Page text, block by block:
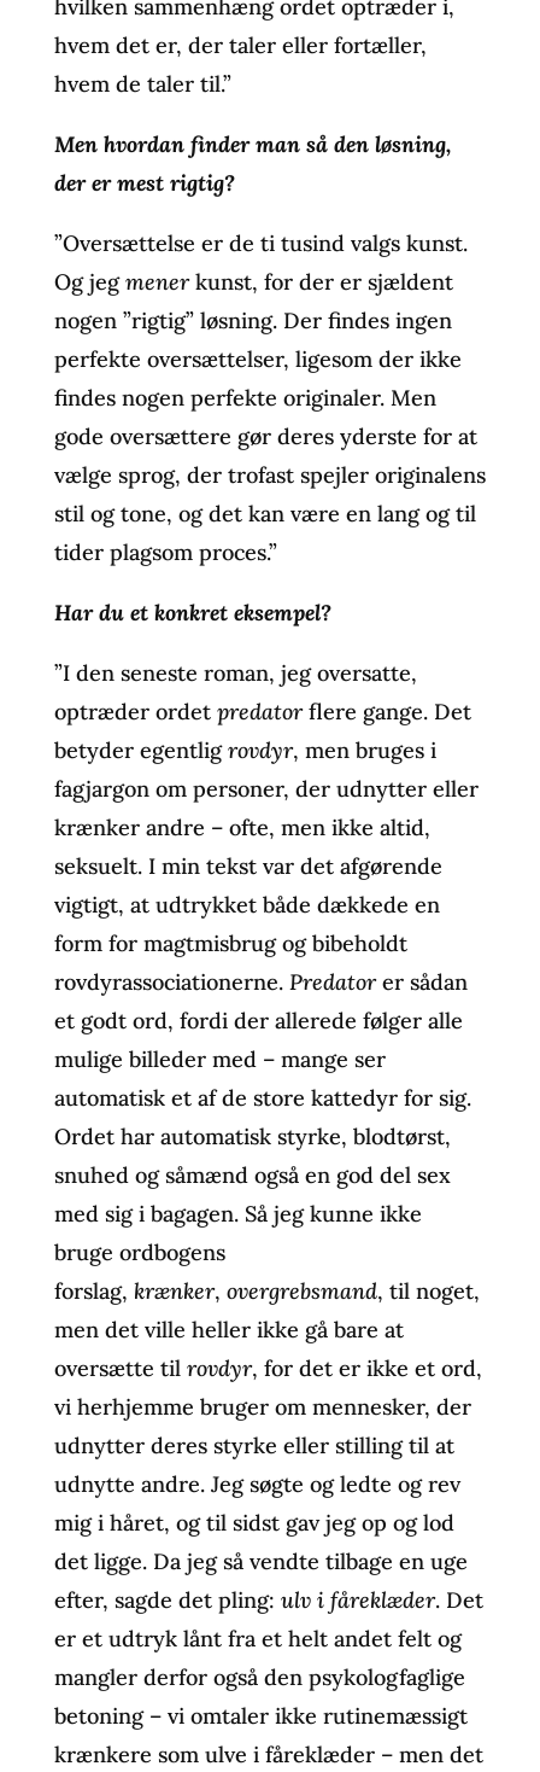
hvilken sammenhæng ordet optræder i,
hvem det er, der taler eller fortæller,
hvem de taler til.”
Men hvordan finder man så den løsning,
der er mest rigtig?
”Oversættelse er de ti tusind valgs kunst.
Og jegmenerkunst, for der er sjældent
nogen ”rigtig” løsning. Der findes ingen
perfekte oversættelser, ligesom der ikke
findes nogen perfekte originaler. Men
gode oversættere gør deres yderste for at
vælge sprog, der trofast spejler originalens
stil og tone, og det kan være en lang og til
tider plagsom proces.”
Har du et konkret eksempel?
”I den seneste roman, jeg oversatte,
optræder ordet predatorflere gange. Det
betyder egentligrovdyr, men bruges i
fagjargon om personer, der udnytter eller
krænker andre – ofte, men ikke altid,
seksuelt. I min tekst var det afgørende
vigtigt, at udtrykket både dækkede en
form for magtmisbrug og bibeholdt
rovdyrassociationerne. Predatorer sådan
et godt ord, fordi der allerede følger alle
mulige billeder med – mange ser
automatisk et af de store kattedyr for sig.
Ordet har automatisk styrke, blodtørst,
snuhed og såmænd også en god del sex
med sig i bagagen. Så jeg kunne ikke
bruge ordbogens
forslag, krænker, overgrebsmand, til noget,
men det ville heller ikke gå bare at
oversætte til rovdyr, for det er ikke et ord,
vi herhjemme bruger om mennesker, der
udnytter deres styrke eller stilling til at
udnytte andre. Jeg søgte og ledte og rev
mig i håret, og til sidst gav jeg op og lod
det ligge. Da jeg så vendte tilbage en uge
efter, sagde det pling: ulv i fåreklæder. Det
er et udtryk lånt fra et helt andet felt og
mangler derfor også den psykologfaglige
betoning – vi omtaler ikke rutinemæssigt
krænkere som ulve i fåreklæder – men det